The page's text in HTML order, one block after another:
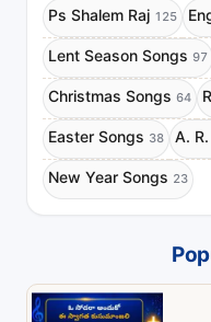
Ps Shalem Raj 125
Lent Season Songs 97
Christmas Songs 64
Easter Songs 38 A.
New Year Songs 23